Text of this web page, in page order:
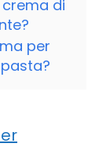
di
per